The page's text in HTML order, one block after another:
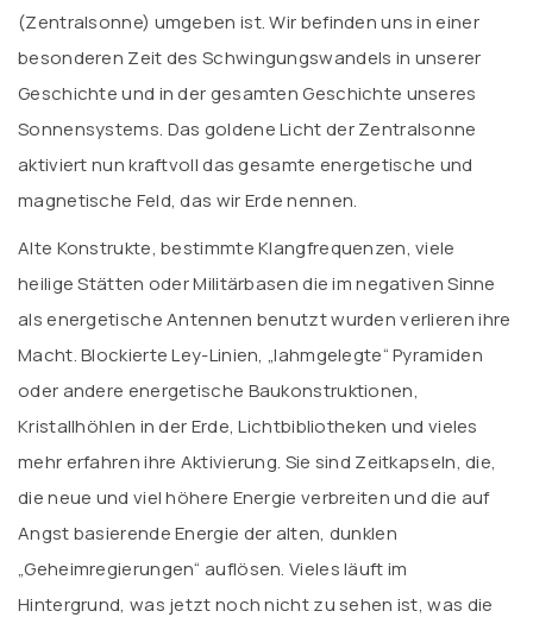
(Zentralsonne) umgeben ist. Wir befinden uns in einer
besonderen Zeit des Schwingungswandels in unserer
Geschichte und in der gesamten Geschichte unseres
Sonnensystems. Das goldene Licht der Zentralsonne
aktiviert nun kraftvoll das gesamte energetische und
magnetische Feld, das wir Erde nennen.
Alte Konstrukte, bestimmte Klangfrequenzen, viele
heilige Stätten oder Militärbasen die im negativen Sinne
als energetische Antennen benutzt wurden verlieren ihre
Macht. Blockierte Ley-Linien, „lahmgelegte“ Pyramiden
oder andere energetische Baukonstruktionen,
Kristallhöhlen in der Erde, Lichtbibliotheken und vieles
mehr erfahren ihre Aktivierung. Sie sind Zeitkapseln, die,
die neue und viel höhere Energie verbreiten und die auf
Angst basierende Energie der alten, dunklen
„Geheimregierungen“ auflösen. Vieles läuft im
Hintergrund, was jetzt noch nicht zu sehen ist, was die